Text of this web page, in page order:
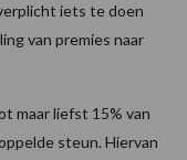
iets te doen
van premies naar
maar liefst 15% van
steun. Hiervan